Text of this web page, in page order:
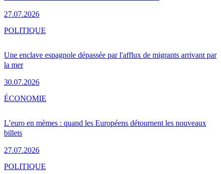
27.07.2026
Une enclave espagnole dépassée par l'afflux de migrants arrivant par
la mer
30.07.2026
POLITIQUE
L’euro en mèmes : quand les Européens détournent les nouveaux
billets
27.07.2026
ÉCONOMIE
POLITIQUE